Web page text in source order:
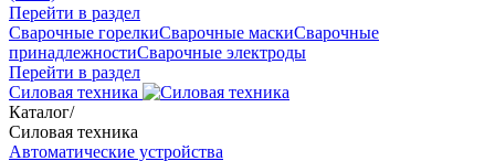
Перейти в раздел
Сварочные горелкиСварочные маскиСварочные
принадлежностиСварочные электроды
Перейти в раздел
Силовая техника
Каталог/
Силовая техника
Автоматические устройства